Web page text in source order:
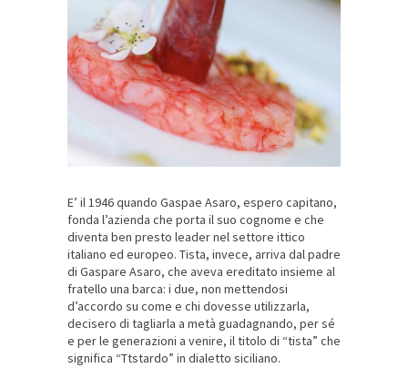
E’ il 1946 quando Gaspae Asaro, espero capitano,
fonda l’azienda che porta il suo cognome e che
diventa ben presto leader nel settore ittico
italiano ed europeo. Tista, invece, arriva dal padre
di Gaspare Asaro, che aveva ereditato insieme al
fratello una barca: i due, non mettendosi
d’accordo su come e chi dovesse utilizzarla,
decisero di tagliarla a metà guadagnando, per sé
e per le generazioni a venire, il titolo di “tista” che
significa “Ttstardo” in dialetto siciliano.